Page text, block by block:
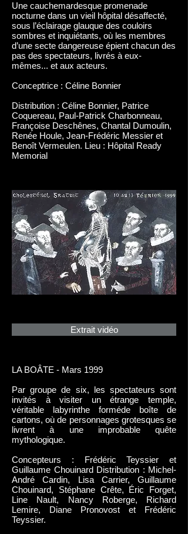
Une cauchemardesque promenade
nocturne dans un vieil hôpital désaffecté,
sous l’éclairage glauque des couloirs
sombres et inquiétants, où les membres
d’une secte dangereuse épient chacun des
pas des spectateurs, livrés à eux-
mêmes... et aux acteurs.
Conceptrice : Céline Bonnier
Distribution : Céline Bonnier, Patrice
Coquereau, Paul-Patrick Charbonneau,
Françoise Deschênes, Chantal Dumoulin,
Renée Houle, Jean-Frédéric Messier et
Benoît Vermeulen. Lieu : Hôpital Ready
Memorial
Extrait vidéo
LA BOÂTE - Mars 1999
Par groupe de six, les spectateurs sont
invités à visiter un étrange temple,
véritable labyrinthe forméde boîte de
cartons, où de personnages grotesques se
livrent à une improbable quête
mythologique.
Concepteurs : Frédéric Teyssier et
Guillaume Chouinard Distribution : Michel-
André Cardin, Lisa Carrier, Guillaume
Chouinard, Stéphane Crête, Éric Forget,
Line Nault, Nancy Roberge, Richard
Lemire, Diane Pronovost et Frédéric
Teyssier.